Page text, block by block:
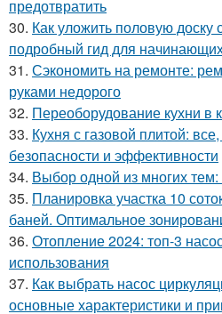
предотвратить
30. Как уложить половую доску
подробный гид для
31. Сэкономить на ремонте:
руками недорого
32. Переоборудование кухни в
33. Кухня с газовой плитой:
безопасности и эффективности
34. Выбор одной из многих
35. Планировка участка 10
баней. Оптимальное
36. Отопление 2024: топ-3
использования
37. Как выбрать насос
основные характеристики и